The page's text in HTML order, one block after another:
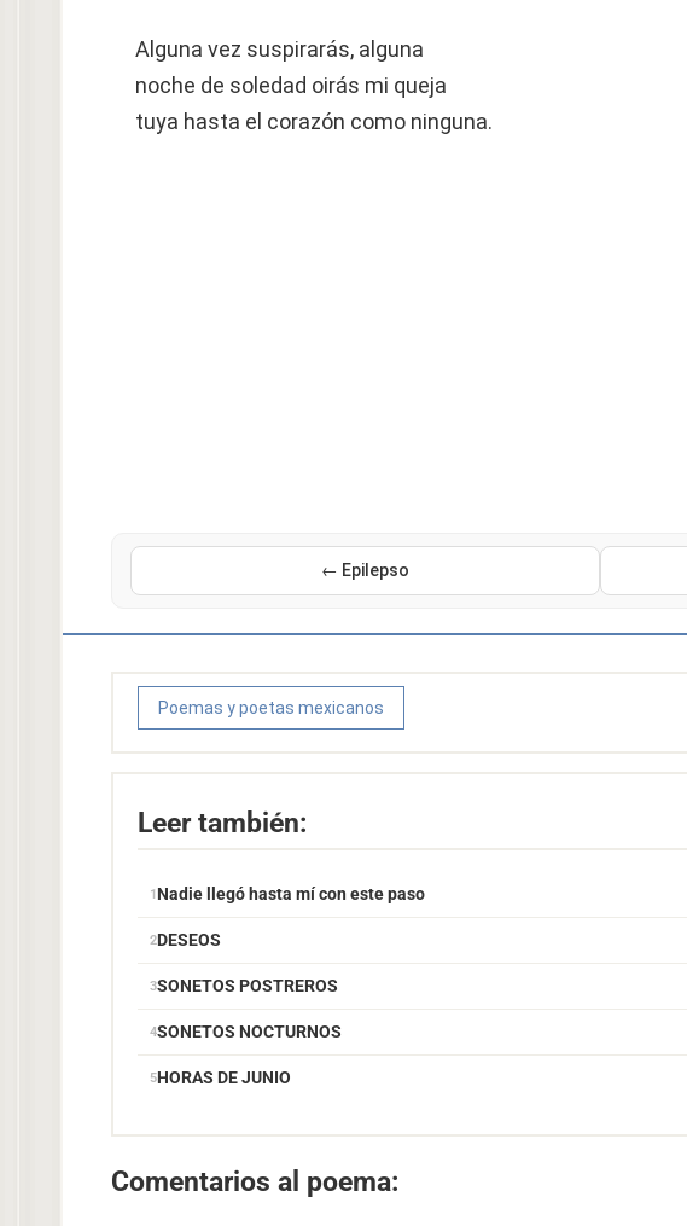
Alguna vez suspirarás, alguna
noche de soledad oirás mi queja
tuya hasta el corazón como ninguna.
← Epilepso
Poemas y poetas mexicanos
Leer también:
Nadie llegó hasta mí con este paso
DESEOS
SONETOS POSTREROS
SONETOS NOCTURNOS
HORAS DE JUNIO
Comentarios al poema: